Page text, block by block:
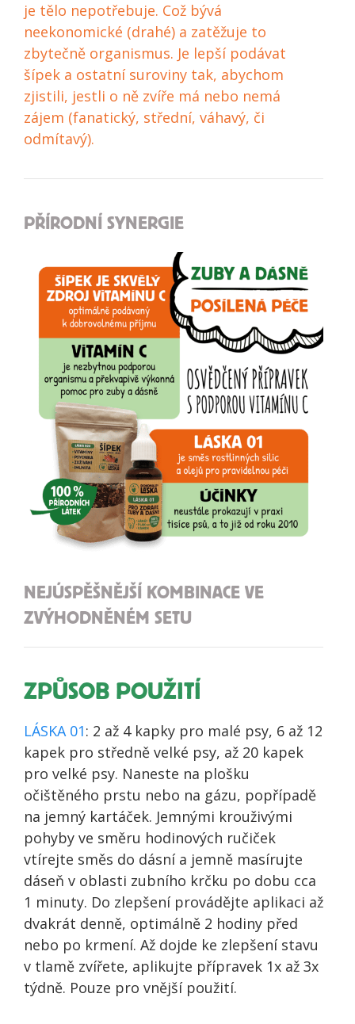
je tělo nepotřebuje. Což bývá
neekonomické (drahé) a zatěžuje to
zbytečně organismus. Je lepší podávat
šípek a ostatní suroviny tak, abychom
zjistili, jestli o ně zvíře má nebo nemá
zájem (fanatický, střední, váhavý, či
odmítavý).
PŘÍRODNÍ SYNERGIE
NEJÚSPĚŠNĚJŠÍ KOMBINACE VE
ZVÝHODNĚNÉM SETU
ZPŮSOB POUŽITÍ
LÁSKA 01: 2 až 4 kapky pro malé psy, 6 až 12
kapek pro středně velké psy, až 20 kapek
pro velké psy. Naneste na plošku
očištěného prstu nebo na gázu, popřípadě
na jemný kartáček. Jemnými krouživými
pohyby ve směru hodinových ručiček
vtírejte směs do dásní a jemně masírujte
dáseň v oblasti zubního krčku po dobu cca
1 minuty. Do zlepšení provádějte aplikaci až
dvakrát denně, optimálně 2 hodiny před
nebo po krmení. Až dojde ke zlepšení stavu
v tlamě zvířete, aplikujte přípravek 1x až 3x
týdně. Pouze pro vnější použití.